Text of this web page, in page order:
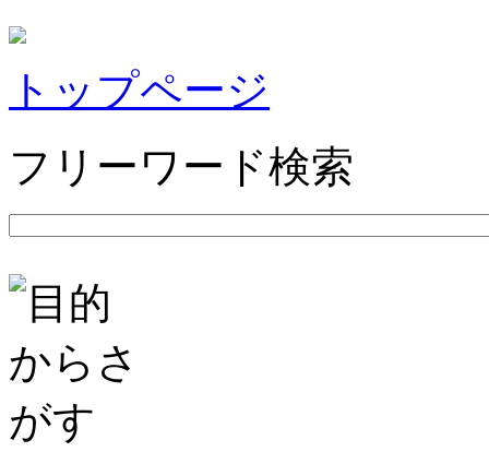
トップページ
フリーワード検索